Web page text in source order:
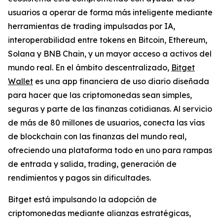
usuarios a operar de forma más inteligente mediante
herramientas de trading impulsadas por IA,
interoperabilidad entre tokens en Bitcoin, Ethereum,
Solana y BNB Chain, y un mayor acceso a activos del
mundo real. En el ámbito descentralizado, Bitget
Wallet es una app financiera de uso diario diseñada
para hacer que las criptomonedas sean simples,
seguras y parte de las finanzas cotidianas. Al servicio
de más de 80 millones de usuarios, conecta las vías
de blockchain con las finanzas del mundo real,
ofreciendo una plataforma todo en uno para rampas
de entrada y salida, trading, generación de
rendimientos y pagos sin dificultades.
Bitget está impulsando la adopción de
criptomonedas mediante alianzas estratégicas,